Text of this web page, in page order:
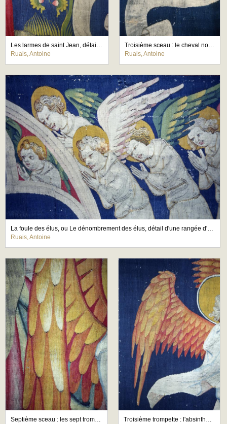
Les larmes de saint Jean, détail de l'arbuste fleuri entre l'ange et le saint
Ruais, Antoine
Troisième sceau : le cheval noir et la famine, détail du boeuf de saint Luc
Ruais, Antoine
La foule des élus, ou Le dénombrement des élus, détail d'une rangée d'anges
Ruais, Antoine
Septième sceau : les sept trompettes, détail de l'aile d'un des anges musiciens
Troisième trompette : l'absinthe, détail d'une aile de l'ange